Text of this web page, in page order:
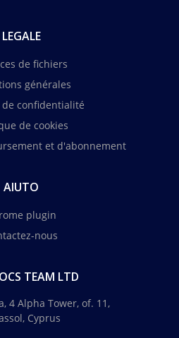
LEGALE
de fichiers
générales
confidentialité
de cookies
et d'abonnement
AIUTO
plugin
nous
TEAM LTD
4 Alpha Tower, of. 11,
Cyprus